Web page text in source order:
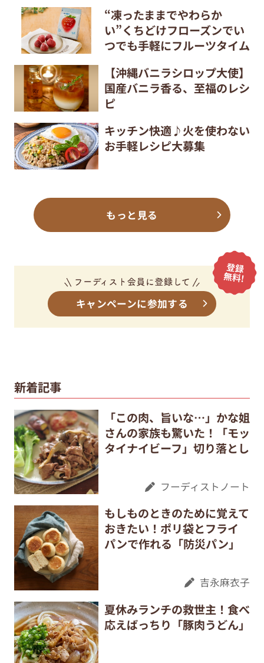
“凍ったままでやわらか
い”くちどけフローズンでい
つでも手軽にフルーツタイム
【沖縄バニラシロップ大使】
国産バニラ香る、至福のレシ
ピ
キッチン快適♪火を使わない
お手軽レシピ大募集
もっと見る
キャンペーンに参加する
新着記事
「この肉、旨いな…」かな姐
さんの家族も驚いた！「モッ
タイナイビーフ」切り落とし
フーディストノート
もしものときのために覚えて
おきたい！ポリ袋とフライ
パンで作れる「防災パン」
吉永麻衣子
夏休みランチの救世主！食べ
応えばっちり「豚肉うどん」